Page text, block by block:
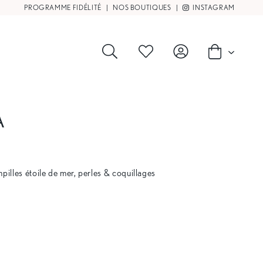
PROGRAMME FIDÉLITÉ | NOS BOUTIQUES | INSTAGRAM
étoile de mer, perles & coquillages